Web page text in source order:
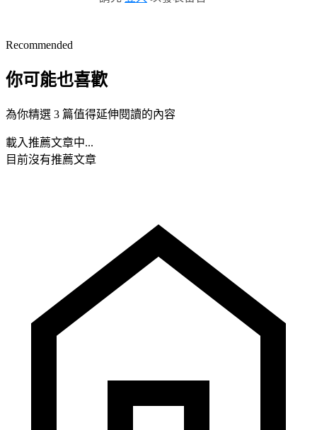
Recommended
你可能也喜歡
為你精選 3 篇值得延伸閱讀的內容
載入推薦文章中...
目前沒有推薦文章